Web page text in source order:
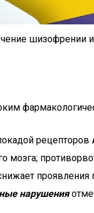
шизофрении и
рецепторов
мозга;
проявления
нарушения